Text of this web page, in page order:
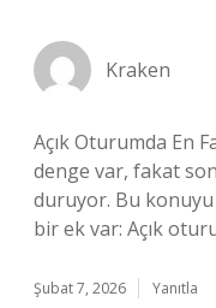
Kraken
Açık Oturumda En
denge var, fakat
duruyor. Bu
bir ek var: Açık
Şubat 7, 2026 Yanıtla